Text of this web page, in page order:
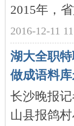
2015年，
2016-12-11
湖大全职
做成语料
长沙晚报
山县报鸽